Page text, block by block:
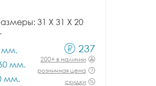
31 X 31 X 20
мм.
мм.
мм.
237
200+ в наличии
розничная цена
скидки